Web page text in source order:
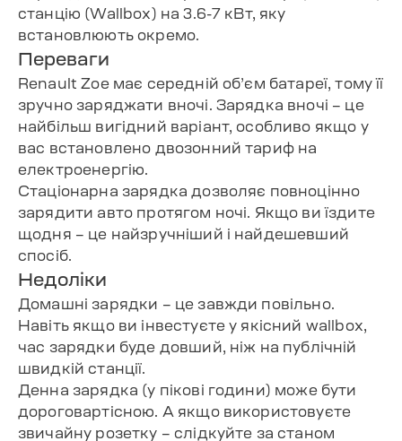
станцію (Wallbox) на 3.6-7 кВт, яку
встановлюють окремо.
Переваги
Renault Zoe має середній об’єм батареї, тому її
зручно заряджати вночі. Зарядка вночі – це
найбільш вигідний варіант, особливо якщо у
вас встановлено двозонний тариф на
електроенергію.
Стаціонарна зарядка дозволяє повноцінно
зарядити авто протягом ночі. Якщо ви їздите
щодня – це найзручніший і найдешевший
спосіб.
Недоліки
Домашні зарядки – це завжди повільно.
Навіть якщо ви інвестуєте у якісний wallbox,
час зарядки буде довший, ніж на публічній
швидкій станції.
Денна зарядка (у пікові години) може бути
дороговартісною. А якщо використовуєте
звичайну розетку – слідкуйте за станом